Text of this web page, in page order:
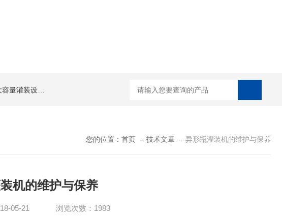
量灌装设备 节能型口服液联动生产线 洗、烘、灌、封联动生产线
您的位置： 首页 - 技术文章 - 异形瓶灌装机的维护与保养
机的维护与保养
05-21 浏览次数：1983